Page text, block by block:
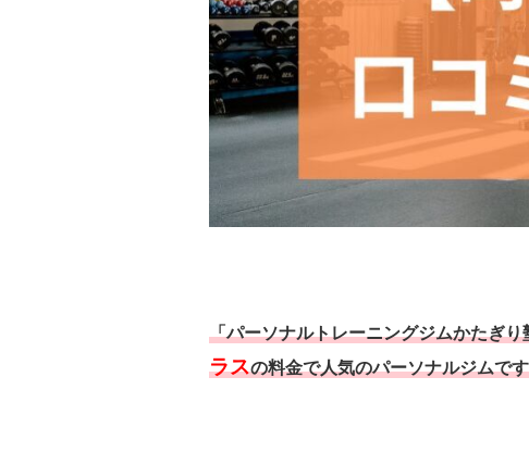
「パーソナルトレーニングジムかたぎり
ラスの料金で人気のパーソナルジムで